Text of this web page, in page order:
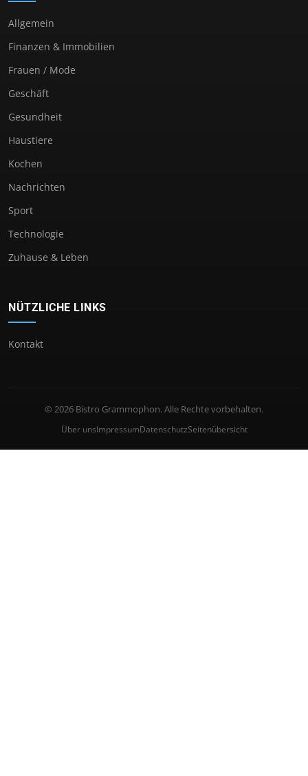
Allgemein
Finanzen & Immobilien
Frauen / Mode
Geschäft
Gesundheit
Haustiere
Kochen
Nachrichten
Sport
Technologie
Zuhause & Leben
NÜTZLICHE LINKS
Kontakt
© 2026 Bistro Grammophon. Alle Rechte vorbehalten.
Über unsImpressumDatenschutzSeitenübersicht